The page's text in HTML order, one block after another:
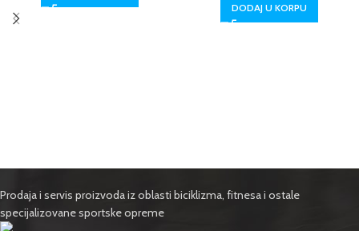
DODAJ U KORPU
Prodaja i servis proizvoda iz oblasti biciklizma, fitnesa i ostale
specijalizovane sportske opreme